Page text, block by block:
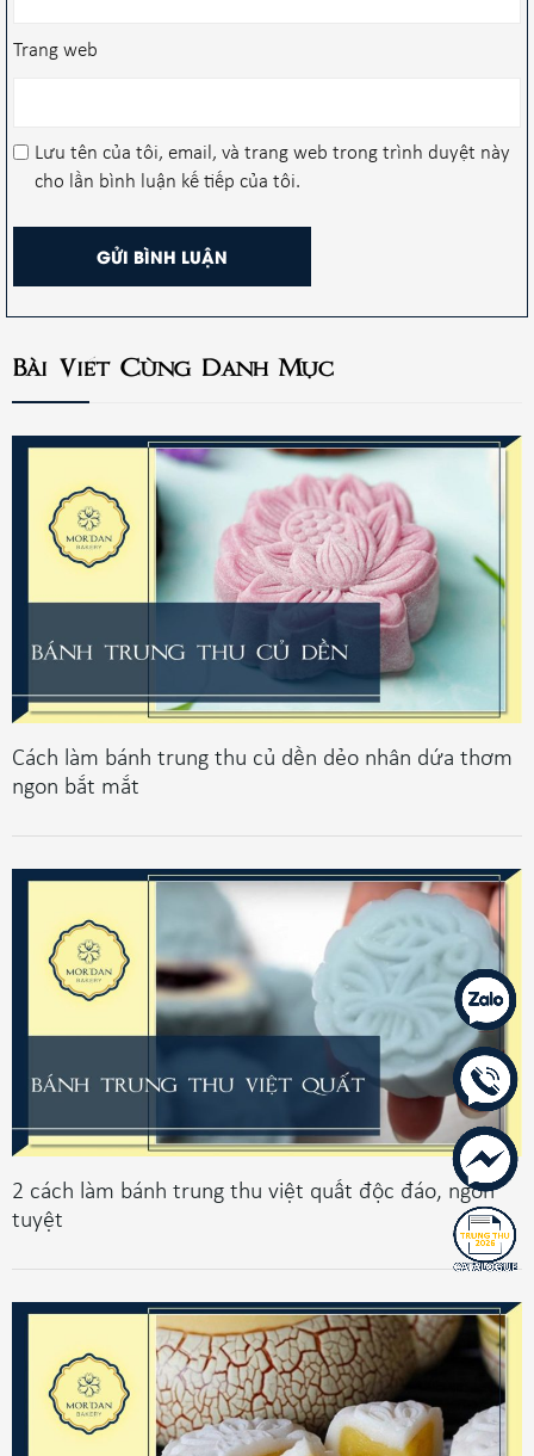
Trang web
Lưu tên của tôi, email, và trang web trong trình duyệt này
cho lần bình luận kế tiếp của tôi.
Bài Viết Cùng Danh Mục
Cách làm bánh trung thu củ dền dẻo nhân dứa thơm
ngon bắt mắt
2 cách làm bánh trung thu việt quất độc đáo, ngon
tuyệt